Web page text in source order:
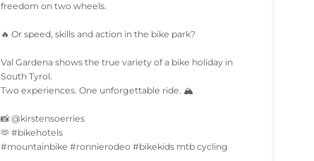
freedom on two wheels.
🔥 Or speed, skills and action in the bike park?
Val Gardena shows the true variety of a bike holiday in
South Tyrol.
Two experiences. One unforgettable ride. 🏔️
📸 @kirstensoerries
🫶 #bikehotels
#mountainbike #ronnierodeo #bikekids mtb cycling